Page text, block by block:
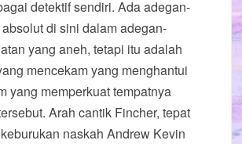
detektif sendiri. Ada adegan-
di sini dalam adegan-
yang aneh, tetapi itu adalah
mencekam yang menghantui
yang memperkuat tempatnya
Arah cantik Fincher, tepat
naskah Andrew Kevin